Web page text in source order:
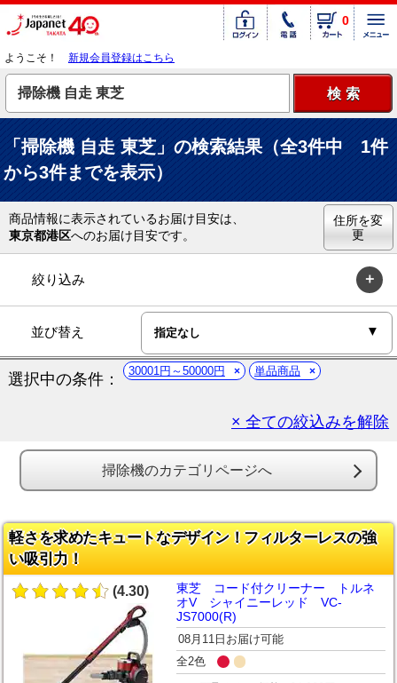
0
ようこそ！ 新規会員登録はこちら
「掃除機 自走 東芝」の検索結果（全3件中 1件
から3件までを表示）
商品情報に表示されているお届け目安は、
東京都港区へのお届け目安です。
住所を変
更
絞り込み
並び替え
選択中の条件： 30001円～50000円 単品商品
× 全ての絞込みを解除
掃除機のカテゴリページへ
軽さを求めたキュートなデザイン！フィルターレスの強
い吸引力！
(4.30)
東芝 コード付クリーナー トルネ
オV シャイニーレッド VC-
JS7000(R)
08月11日お届け可能
全2色